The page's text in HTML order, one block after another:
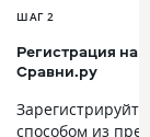
ШАГ 2
Регистрация на
Сравни.ру
способом из